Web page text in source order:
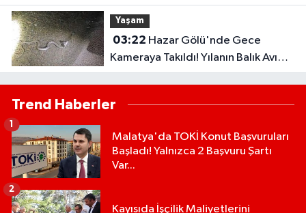
Başlangıç"
Yaşam
03:22
Kameraya Takıldı! Yılanın Balık Avı
Şaşırttı
Trend Haberler
Malatya'da TOKİ Konut Başvuruları
Başladı! Yalnızca 2 Başvuru Şartı
Var...
1
Kayısıda İşçilik Maliyetlerini
2